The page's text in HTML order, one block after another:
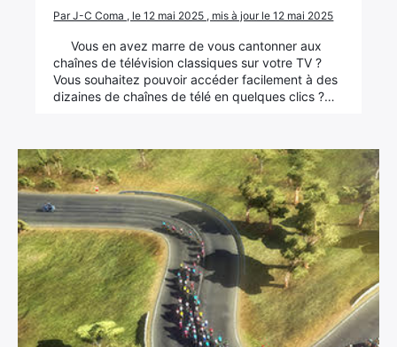
Par J-C Coma , le 12 mai 2025 , mis à jour le 12 mai 2025
Vous en avez marre de vous cantonner aux
chaînes de télévision classiques sur votre TV ?
Vous souhaitez pouvoir accéder facilement à des
dizaines de chaînes de télé en quelques clics ?…